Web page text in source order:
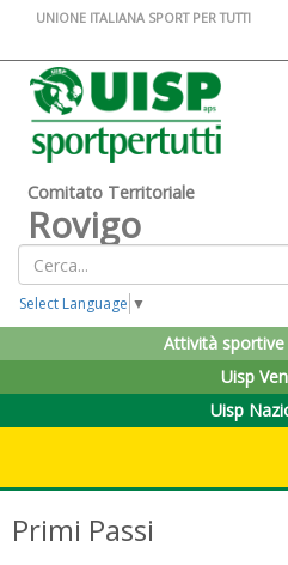
UNIONE ITALIANA SPORT PER TUTTI
Comitato Territoriale
Rovigo
Select Language ▼
Attività
Uisp
Uisp
Primi Passi